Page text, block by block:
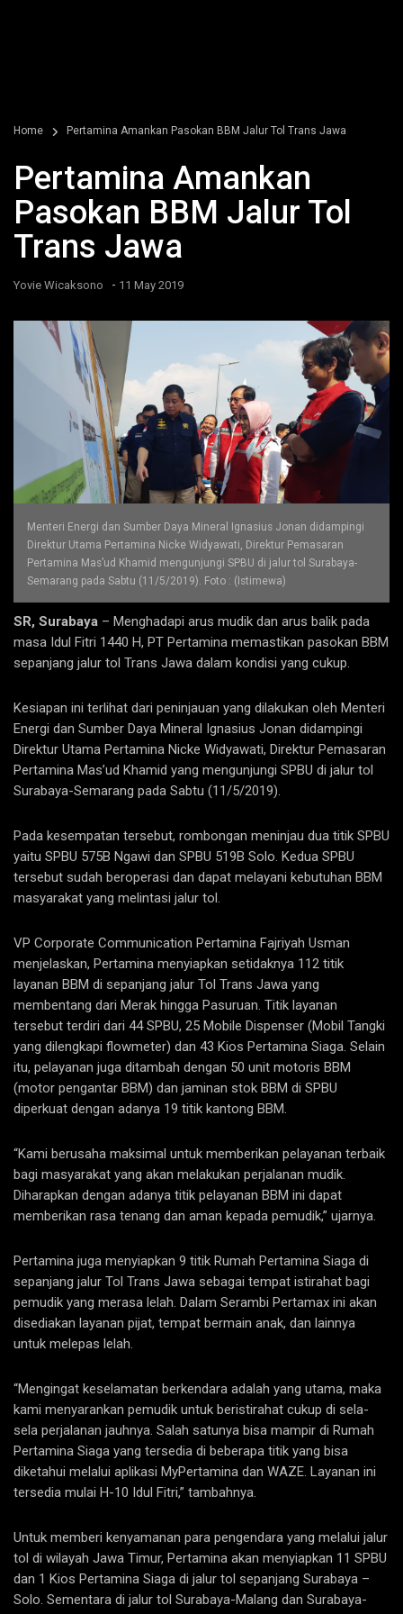
Home Pertamina Amankan Pasokan BBM Jalur Tol Trans Jawa
Pertamina Amankan
Pasokan BBM Jalur Tol
Trans Jawa
Yovie Wicaksono - 11 May 2019
Menteri Energi dan Sumber Daya Mineral Ignasius Jonan didampingi
Direktur Utama Pertamina Nicke Widyawati, Direktur Pemasaran
Pertamina Mas’ud Khamid mengunjungi SPBU di jalur tol Surabaya-
Semarang pada Sabtu (11/5/2019). Foto : (Istimewa)
SR, Surabaya – Menghadapi arus mudik dan arus balik pada
masa Idul Fitri 1440 H, PT Pertamina memastikan pasokan BBM
sepanjang jalur tol Trans Jawa dalam kondisi yang cukup.
Kesiapan ini terlihat dari peninjauan yang dilakukan oleh Menteri
Energi dan Sumber Daya Mineral Ignasius Jonan didampingi
Direktur Utama Pertamina Nicke Widyawati, Direktur Pemasaran
Pertamina Mas’ud Khamid yang mengunjungi SPBU di jalur tol
Surabaya-Semarang pada Sabtu (11/5/2019).
Pada kesempatan tersebut, rombongan meninjau dua titik SPBU
yaitu SPBU 575B Ngawi dan SPBU 519B Solo. Kedua SPBU
tersebut sudah beroperasi dan dapat melayani kebutuhan BBM
masyarakat yang melintasi jalur tol.
VP Corporate Communication Pertamina Fajriyah Usman
menjelaskan, Pertamina menyiapkan setidaknya 112 titik
layanan BBM di sepanjang jalur Tol Trans Jawa yang
membentang dari Merak hingga Pasuruan. Titik layanan
tersebut terdiri dari 44 SPBU, 25 Mobile Dispenser (Mobil Tangki
yang dilengkapi flowmeter) dan 43 Kios Pertamina Siaga. Selain
itu, pelayanan juga ditambah dengan 50 unit motoris BBM
(motor pengantar BBM) dan jaminan stok BBM di SPBU
diperkuat dengan adanya 19 titik kantong BBM.
“Kami berusaha maksimal untuk memberikan pelayanan terbaik
bagi masyarakat yang akan melakukan perjalanan mudik.
Diharapkan dengan adanya titik pelayanan BBM ini dapat
memberikan rasa tenang dan aman kepada pemudik,” ujarnya.
Pertamina juga menyiapkan 9 titik Rumah Pertamina Siaga di
sepanjang jalur Tol Trans Jawa sebagai tempat istirahat bagi
pemudik yang merasa lelah. Dalam Serambi Pertamax ini akan
disediakan layanan pijat, tempat bermain anak, dan lainnya
untuk melepas lelah.
“Mengingat keselamatan berkendara adalah yang utama, maka
kami menyarankan pemudik untuk beristirahat cukup di sela-
sela perjalanan jauhnya. Salah satunya bisa mampir di Rumah
Pertamina Siaga yang tersedia di beberapa titik yang bisa
diketahui melalui aplikasi MyPertamina dan WAZE. Layanan ini
tersedia mulai H-10 Idul Fitri,” tambahnya.
Untuk memberi kenyamanan para pengendara yang melalui jalur
tol di wilayah Jawa Timur, Pertamina akan menyiapkan 11 SPBU
dan 1 Kios Pertamina Siaga di jalur tol sepanjang Surabaya –
Solo. Sementara di jalur tol Surabaya-Malang dan Surabaya-